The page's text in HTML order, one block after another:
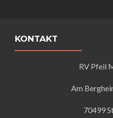
KONTAKT
RV Pfeil
Am
70499